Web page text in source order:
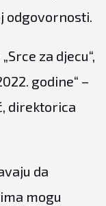
odgovornosti.
za djecu“,
godine“ –
direktorica
da
mogu